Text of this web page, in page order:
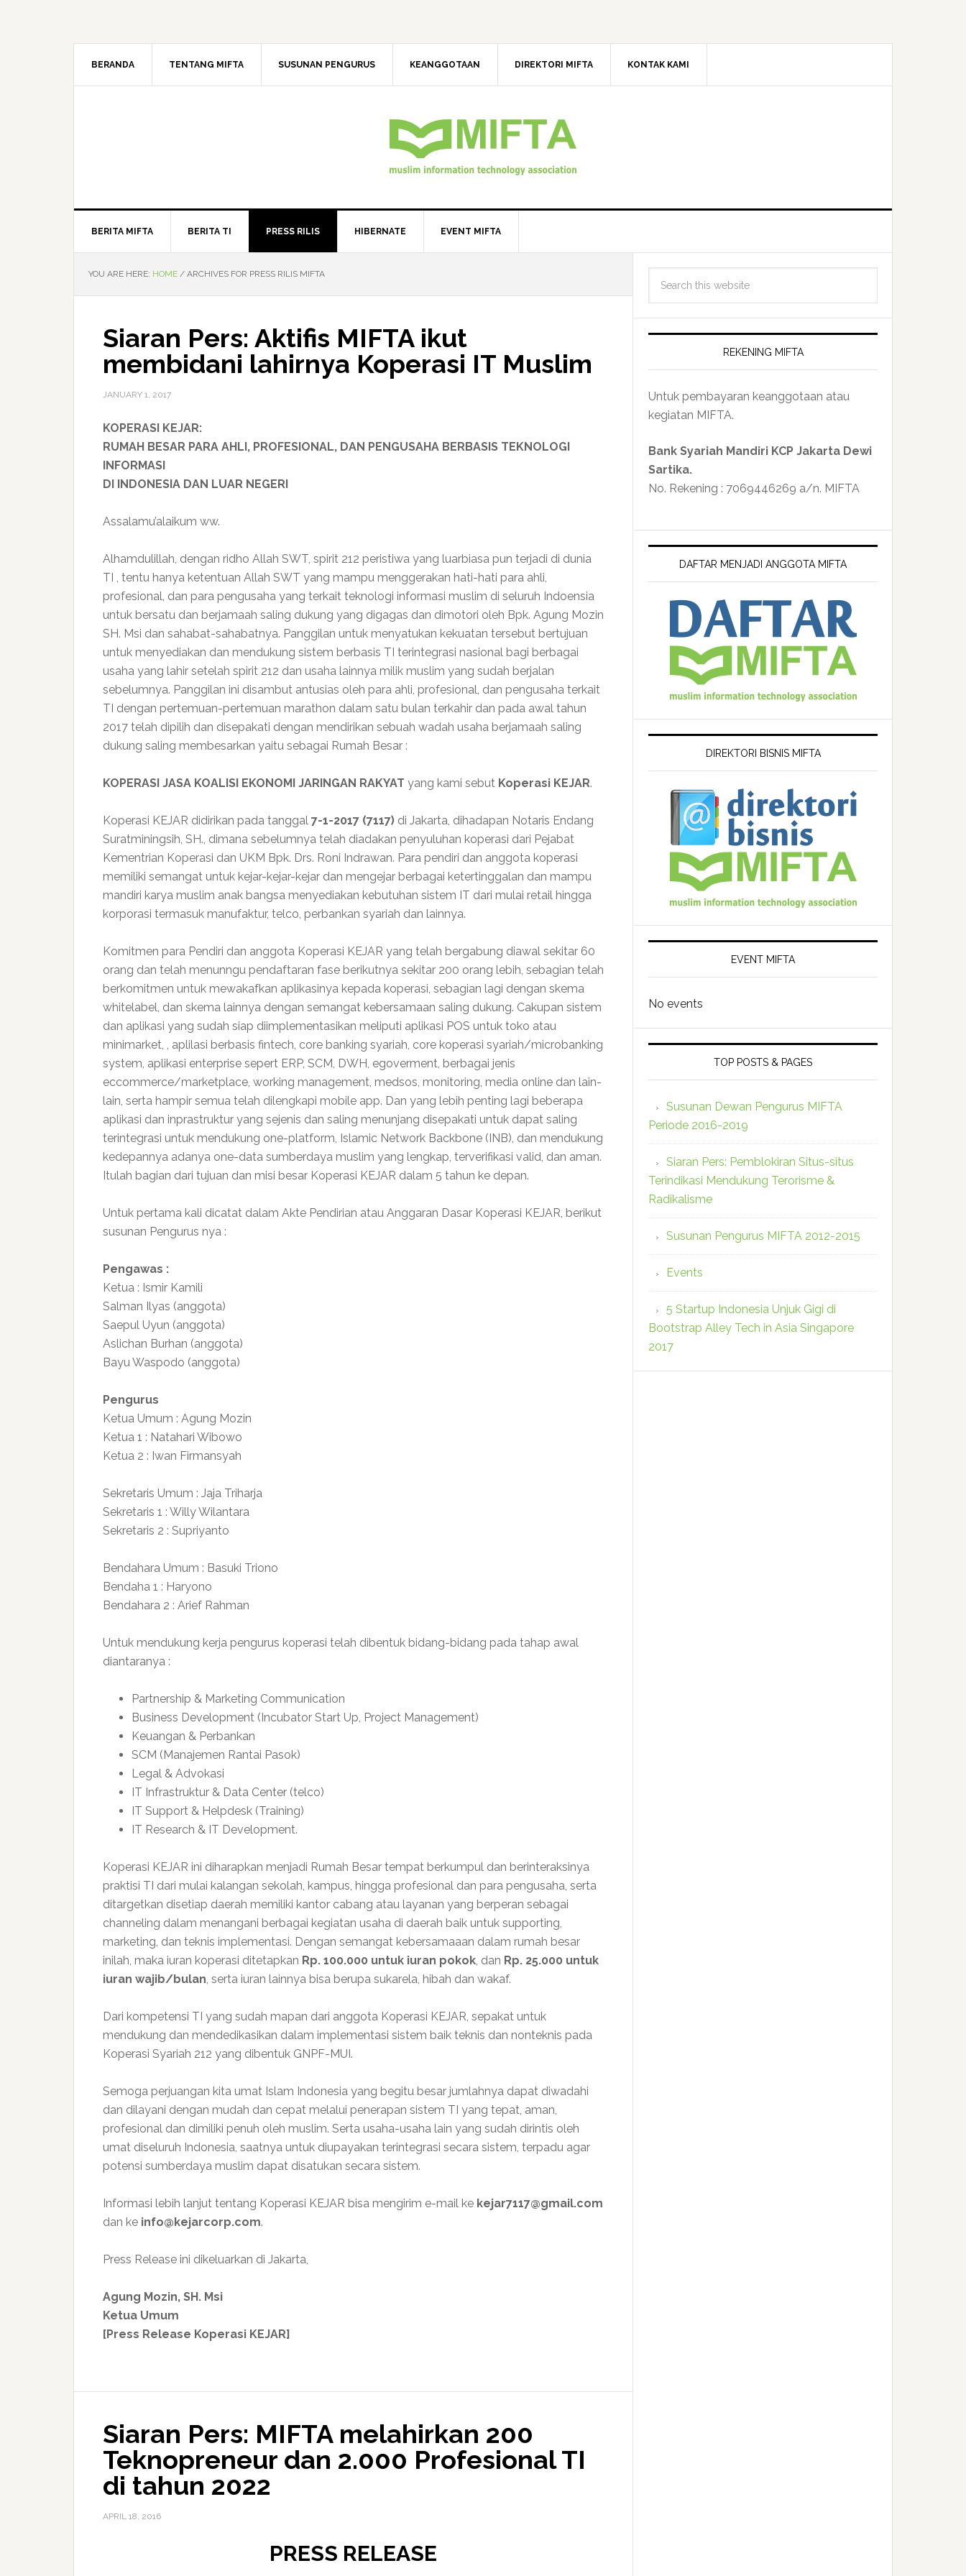
BERANDA TENTANG MIFTA SUSUNAN PENGURUS KEANGGOTAAN DIREKTORI MIFTA KONTAK KAMI
BERITA MIFTA BERITA TI PRESS RILIS HIBERNATE EVENT MIFTA
YOU ARE HERE: HOME / ARCHIVES FOR PRESS RILIS MIFTA
Siaran Pers: Aktifis MIFTA ikut
membidani lahirnya Koperasi IT Muslim
JANUARY 1, 2017
KOPERASI KEJAR:
RUMAH BESAR PARA AHLI, PROFESIONAL, DAN PENGUSAHA BERBASIS TEKNOLOGI
INFORMASI
DI INDONESIA DAN LUAR NEGERI
Assalamu’alaikum ww.
Alhamdulillah, dengan ridho Allah SWT, spirit 212 peristiwa yang luarbiasa pun terjadi di dunia
TI , tentu hanya ketentuan Allah SWT yang mampu menggerakan hati-hati para ahli,
profesional, dan para pengusaha yang terkait teknologi informasi muslim di seluruh Indoensia
untuk bersatu dan berjamaah saling dukung yang digagas dan dimotori oleh Bpk. Agung Mozin
SH. Msi dan sahabat-sahabatnya. Panggilan untuk menyatukan kekuatan tersebut bertujuan
untuk menyediakan dan mendukung sistem berbasis TI terintegrasi nasional bagi berbagai
usaha yang lahir setelah spirit 212 dan usaha lainnya milik muslim yang sudah berjalan
sebelumnya. Panggilan ini disambut antusias oleh para ahli, profesional, dan pengusaha terkait
TI dengan pertemuan-pertemuan marathon dalam satu bulan terkahir dan pada awal tahun
2017 telah dipilih dan disepakati dengan mendirikan sebuah wadah usaha berjamaah saling
dukung saling membesarkan yaitu sebagai Rumah Besar :
KOPERASI JASA KOALISI EKONOMI JARINGAN RAKYAT yang kami sebut Koperasi KEJAR.
Koperasi KEJAR didirikan pada tanggal 7-1-2017 (7117) di Jakarta, dihadapan Notaris Endang
Suratminingsih, SH., dimana sebelumnya telah diadakan penyuluhan koperasi dari Pejabat
Kementrian Koperasi dan UKM Bpk. Drs. Roni Indrawan. Para pendiri dan anggota koperasi
memiliki semangat untuk kejar-kejar-kejar dan mengejar berbagai ketertinggalan dan mampu
mandiri karya muslim anak bangsa menyediakan kebutuhan sistem IT dari mulai retail hingga
korporasi termasuk manufaktur, telco, perbankan syariah dan lainnya.
Komitmen para Pendiri dan anggota Koperasi KEJAR yang telah bergabung diawal sekitar 60
orang dan telah menunngu pendaftaran fase berikutnya sekitar 200 orang lebih, sebagian telah
berkomitmen untuk mewakafkan aplikasinya kepada koperasi, sebagian lagi dengan skema
whitelabel, dan skema lainnya dengan semangat kebersamaan saling dukung. Cakupan sistem
dan aplikasi yang sudah siap diimplementasikan meliputi aplikasi POS untuk toko atau
minimarket, , aplilasi berbasis fintech, core banking syariah, core koperasi syariah/microbanking
system, aplikasi enterprise sepert ERP, SCM, DWH, egoverment, berbagai jenis
eccommerce/marketplace, working management, medsos, monitoring, media online dan lain-
lain, serta hampir semua telah dilengkapi mobile app. Dan yang lebih penting lagi beberapa
aplikasi dan inprastruktur yang sejenis dan saling menunjang disepakati untuk dapat saling
terintegrasi untuk mendukung one-platform, Islamic Network Backbone (INB), dan mendukung
kedepannya adanya one-data sumberdaya muslim yang lengkap, terverifikasi valid, dan aman.
Itulah bagian dari tujuan dan misi besar Koperasi KEJAR dalam 5 tahun ke depan.
Untuk pertama kali dicatat dalam Akte Pendirian atau Anggaran Dasar Koperasi KEJAR, berikut
susunan Pengurus nya :
Pengawas :
Ketua : Ismir Kamili
Salman Ilyas (anggota)
Saepul Uyun (anggota)
Aslichan Burhan (anggota)
Bayu Waspodo (anggota)
Pengurus
Ketua Umum : Agung Mozin
Ketua 1 : Natahari Wibowo
Ketua 2 : Iwan Firmansyah
Sekretaris Umum : Jaja Triharja
Sekretaris 1 : Willy Wilantara
Sekretaris 2 : Supriyanto
Bendahara Umum : Basuki Triono
Bendaha 1 : Haryono
Bendahara 2 : Arief Rahman
Untuk mendukung kerja pengurus koperasi telah dibentuk bidang-bidang pada tahap awal
diantaranya :
Partnership & Marketing Communication
Business Development (Incubator Start Up, Project Management)
Keuangan & Perbankan
SCM (Manajemen Rantai Pasok)
Legal & Advokasi
IT Infrastruktur & Data Center (telco)
IT Support & Helpdesk (Training)
IT Research & IT Development.
Koperasi KEJAR ini diharapkan menjadi Rumah Besar tempat berkumpul dan berinteraksinya
praktisi TI dari mulai kalangan sekolah, kampus, hingga profesional dan para pengusaha, serta
ditargetkan disetiap daerah memiliki kantor cabang atau layanan yang berperan sebagai
channeling dalam menangani berbagai kegiatan usaha di daerah baik untuk supporting,
marketing, dan teknis implementasi. Dengan semangat kebersamaaan dalam rumah besar
inilah, maka iuran koperasi ditetapkan Rp. 100.000 untuk iuran pokok, dan Rp. 25.000 untuk
iuran wajib/bulan, serta iuran lainnya bisa berupa sukarela, hibah dan wakaf.
Dari kompetensi TI yang sudah mapan dari anggota Koperasi KEJAR, sepakat untuk
mendukung dan mendedikasikan dalam implementasi sistem baik teknis dan nonteknis pada
Koperasi Syariah 212 yang dibentuk GNPF-MUI.
Semoga perjuangan kita umat Islam Indonesia yang begitu besar jumlahnya dapat diwadahi
dan dilayani dengan mudah dan cepat melalui penerapan sistem TI yang tepat, aman,
profesional dan dimiliki penuh oleh muslim. Serta usaha-usaha lain yang sudah dirintis oleh
umat diseluruh Indonesia, saatnya untuk diupayakan terintegrasi secara sistem, terpadu agar
potensi sumberdaya muslim dapat disatukan secara sistem.
Informasi lebih lanjut tentang Koperasi KEJAR bisa mengirim e-mail ke kejar7117@gmail.com
dan ke info@kejarcorp.com.
Press Release ini dikeluarkan di Jakarta,
Agung Mozin, SH. Msi
Ketua Umum
[Press Release Koperasi KEJAR]
Siaran Pers: MIFTA melahirkan 200
Teknopreneur dan 2.000 Profesional TI
di tahun 2022
APRIL 18, 2016
PRESS RELEASE
REKENING MIFTA
Untuk pembayaran keanggotaan atau
kegiatan MIFTA.
Bank Syariah Mandiri KCP Jakarta Dewi
Sartika.
No. Rekening : 7069446269 a/n. MIFTA
DAFTAR MENJADI ANGGOTA MIFTA
DIREKTORI BISNIS MIFTA
EVENT MIFTA
No events
TOP POSTS & PAGES
Susunan Dewan Pengurus MIFTA
Periode 2016-2019
Siaran Pers: Pemblokiran Situs-situs
Terindikasi Mendukung Terorisme &
Radikalisme
Susunan Pengurus MIFTA 2012-2015
Events
5 Startup Indonesia Unjuk Gigi di
Bootstrap Alley Tech in Asia Singapore
2017